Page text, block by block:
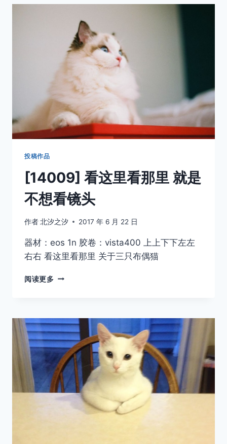
的
投稿作品
[14009] 看这里看那里 就是
不想看镜头
作者北汐之汐 2017 年 6 月 22 日
器材：eos 1n 胶卷：vista400 上上下下左左
右右 看这里看那里 关于三只布偶猫
阅读更多 [14009]
看
那
里
就
是
不
想
看